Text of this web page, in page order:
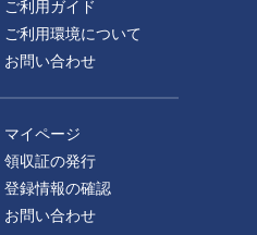
ご利用ガイド
ご利用環境について
お問い合わせ
マイページ
領収証の発行
登録情報の確認
お問い合わせ